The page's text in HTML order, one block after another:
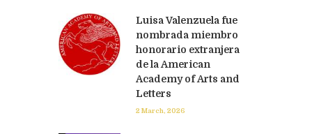
Luisa Valenzuela fue
nombrada miembro
honorario extranjera
de la American
Academy of Arts and
Letters
2 March, 2026